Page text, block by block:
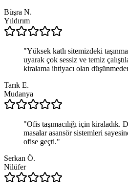
Büşra N.
Yıldırım
"Yüksek katlı sitemizdeki
uyarak çok sessiz ve temiz
kiralama ihtiyacı olan
Tarık E.
Mudanya
"Ofis taşımacılığı için kiraladık.
masalar asansör sistemleri
ofise geçti."
Serkan Ö.
Nilüfer